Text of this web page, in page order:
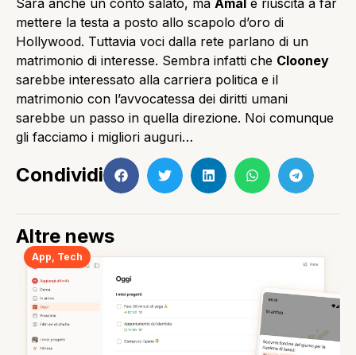
mettere la testa a posto allo scapolo d’oro di
Hollywood. Tuttavia voci dalla rete parlano di un
matrimonio di interesse. Sembra infatti che Clooney
sarebbe interessato alla carriera politica e il
matrimonio con l’avvocatessa dei diritti umani
sarebbe un passo in quella direzione. Noi comunque
gli facciamo i migliori auguri…
Condividi
Altre news
App Tech